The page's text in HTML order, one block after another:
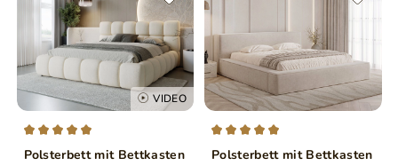
VIDEO
Polsterbett mit Bettkasten
Polsterbett mit Bettkasten